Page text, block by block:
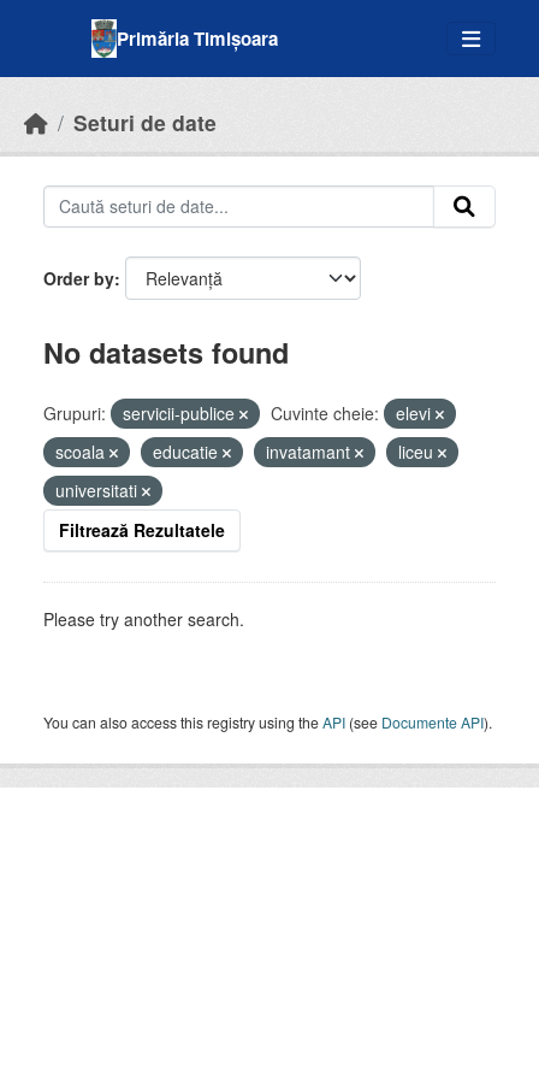
Primăria Timișoara
Seturi de date
Order by
No datasets found
Grupuri: servicii-publice Cuvinte cheie:
elevi
scoala
educatie invatamant
liceu
universitati
Filtrează Rezultatele
Please try another search.
You can also access this registry using theAPI (see Documente API).